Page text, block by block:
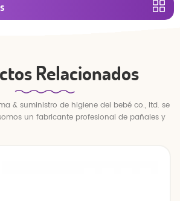
Relacionados
& suministro de higiene del bebé co., ltd. se
un fabricante profesional de pañales y